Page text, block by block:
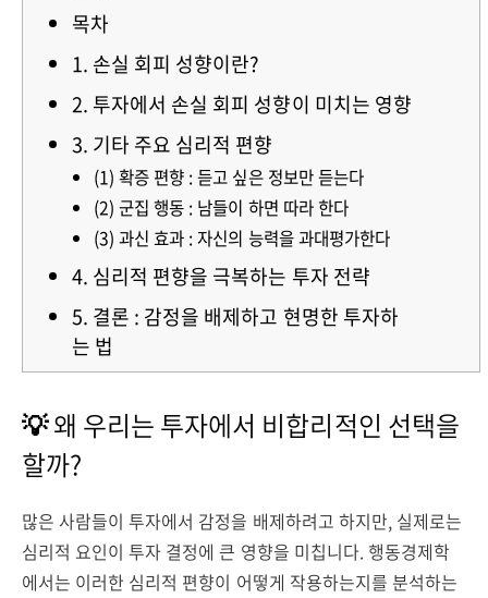
목차
1. 손실 회피 성향이란?
2. 투자에서 손실 회피 성향이 미치는 영향
3. 기타 주요 심리적 편향
(1) 확증 편향 : 듣고 싶은 정보만 듣는다
(2) 군집 행동 : 남들이 하면 따라 한다
(3) 과신 효과 : 자신의 능력을 과대평가한다
4. 심리적 편향을 극복하는 투자 전략
5. 결론 : 감정을 배제하고 현명한 투자하
는 법
💡왜 우리는 투자에서 비합리적인 선택을
할까?
많은 사람들이 투자에서 감정을 배제하려고 하지만, 실제로는
심리적 요인이 투자 결정에 큰 영향을 미칩니다. 행동경제학
에서는 이러한 심리적 편향이 어떻게 작용하는지를 분석하는